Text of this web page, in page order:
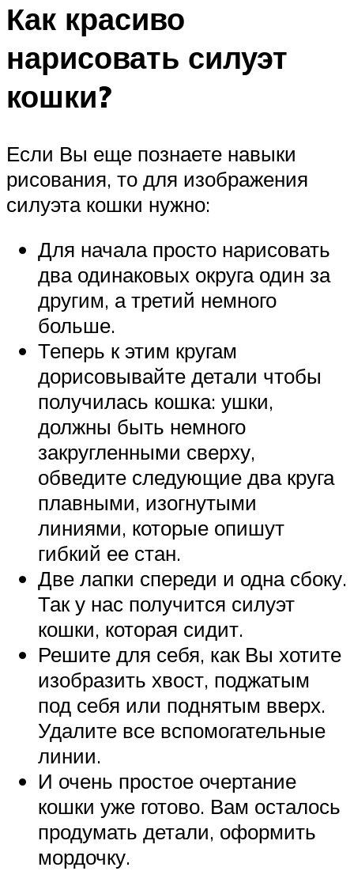
Как красиво
нарисовать силуэт
кошки?
Если Вы еще познаете навыки
рисования, то для изображения
силуэта кошки нужно:
Для начала просто нарисовать
два одинаковых округа один за
другим, а третий немного
больше.
Теперь к этим кругам
дорисовывайте детали чтобы
получилась кошка: ушки,
должны быть немного
закругленными сверху,
обведите следующие два круга
плавными, изогнутыми
линиями, которые опишут
гибкий ее стан.
Две лапки спереди и одна сбоку.
Так у нас получится силуэт
кошки, которая сидит.
Решите для себя, как Вы хотите
изобразить хвост, поджатым
под себя или поднятым вверх.
Удалите все вспомогательные
линии.
И очень простое очертание
кошки уже готово. Вам осталось
продумать детали, оформить
мордочку.